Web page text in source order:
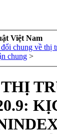
Việt Nam
chung về thị
chung >